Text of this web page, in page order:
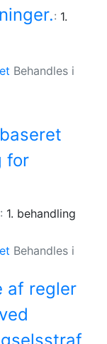
: 1.
Behandles i
for
: 1. behandling
Behandles i
af regler